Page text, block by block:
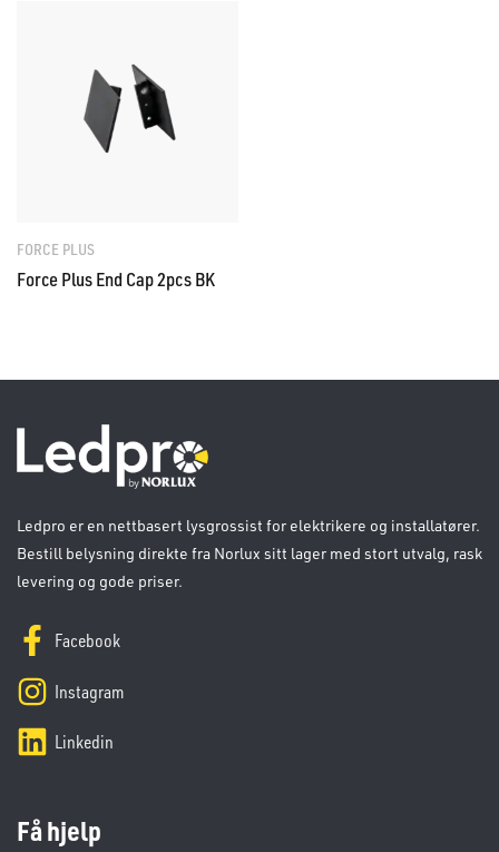
FORCE PLUS
Force Plus End Cap 2pcs BK
Ledpro er en nettbasert lysgrossist for elektrikere og installatører.
Bestill belysning direkte fra Norlux sitt lager med stort utvalg, rask
levering og gode priser.
Facebook
Instagram
Linkedin
Få hjelp